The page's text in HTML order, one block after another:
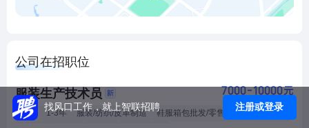
公司在招职位
服装生产技术员 7000-10000元
高中 1-3年 服装/纺织/皮革制造 鞋服箱包批发/零售/贸易
五险一金
找风口工作，就上智联招聘 注册或登录